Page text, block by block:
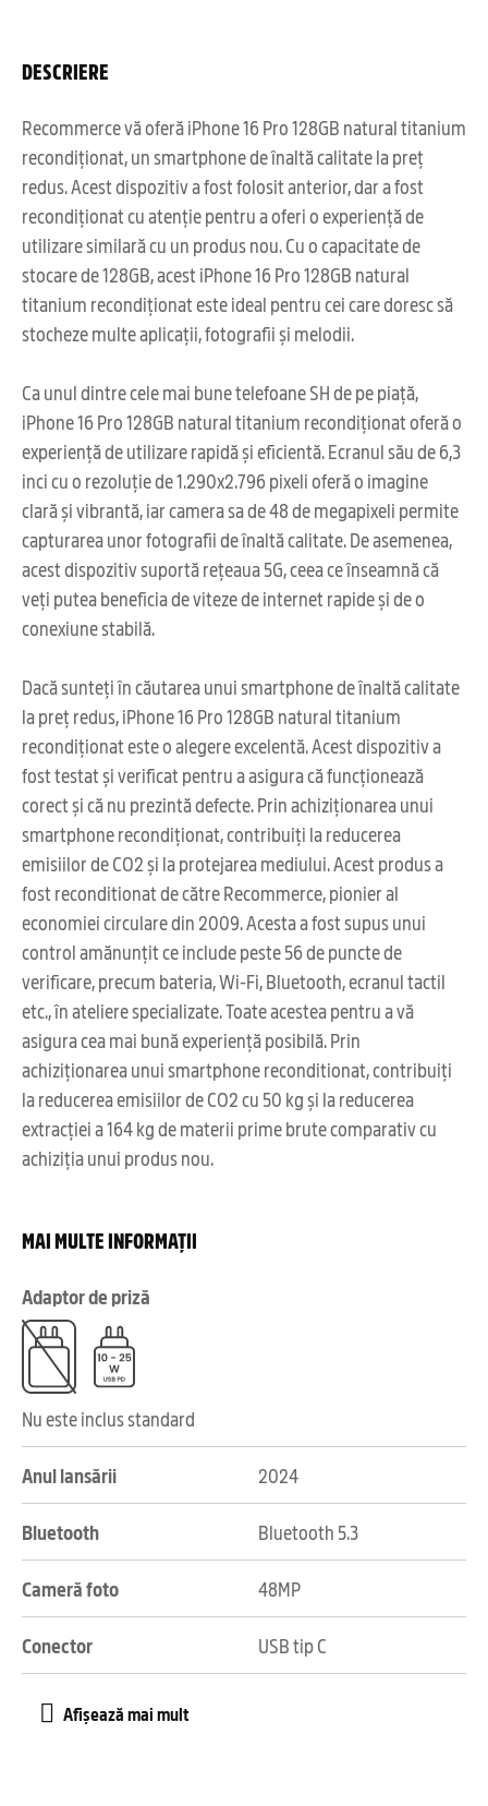
DESCRIERE
Recommerce vă oferă iPhone 16 Pro 128GB natural titanium
recondiționat, un smartphone de înaltă calitate la preț
redus. Acest dispozitiv a fost folosit anterior, dar a fost
recondiționat cu atenție pentru a oferi o experiență de
utilizare similară cu un produs nou. Cu o capacitate de
stocare de 128GB, acest iPhone 16 Pro 128GB natural
titanium recondiționat este ideal pentru cei care doresc să
stocheze multe aplicații, fotografii și melodii.
Ca unul dintre cele mai bune telefoane SH de pe piață,
iPhone 16 Pro 128GB natural titanium recondiționat oferă o
experiență de utilizare rapidă și eficientă. Ecranul său de 6,3
inci cu o rezoluție de 1.290x2.796 pixeli oferă o imagine
clară și vibrantă, iar camera sa de 48 de megapixeli permite
capturarea unor fotografii de înaltă calitate. De asemenea,
acest dispozitiv suportă rețeaua 5G, ceea ce înseamnă că
veți putea beneficia de viteze de internet rapide și de o
conexiune stabilă.
Dacă sunteți în căutarea unui smartphone de înaltă calitate
la preț redus, iPhone 16 Pro 128GB natural titanium
recondiționat este o alegere excelentă. Acest dispozitiv a
fost testat și verificat pentru a asigura că funcționează
corect și că nu prezintă defecte. Prin achiziționarea unui
smartphone recondiționat, contribuiți la reducerea
emisiilor de CO2 și la protejarea mediului. Acest produs a
fost reconditionat de către Recommerce, pionier al
economiei circulare din 2009. Acesta a fost supus unui
control amănunțit ce include peste 56 de puncte de
verificare, precum bateria, Wi-Fi, Bluetooth, ecranul tactil
etc., în ateliere specializate. Toate acestea pentru a vă
asigura cea mai bună experiență posibilă. Prin
achiziționarea unui smartphone reconditionat, contribuiți
la reducerea emisiilor de CO2 cu 50 kg și la reducerea
extracției a 164 kg de materii prime brute comparativ cu
achiziția unui produs nou.
MAI MULTE INFORMAȚII
Adaptor de priză
Nu este inclus standard
Anul lansării 2024
Bluetooth Bluetooth 5.3
Cameră foto 48MP
Conector USB tip C